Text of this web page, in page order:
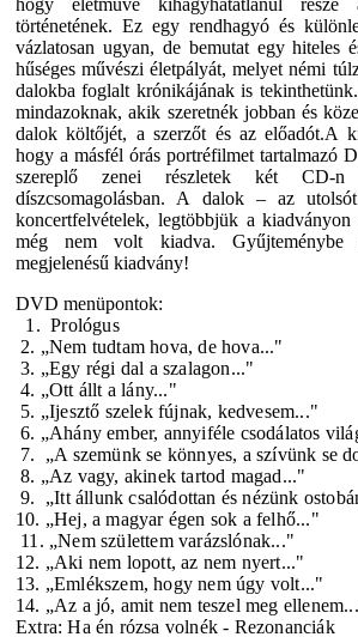
történetének. Ez egy rendhagyó és
vázlatosan ugyan, de bemutat egy hiteles
hűséges művészi életpályát, melyet némi
dalokba foglalt krónikájának is
mindazoknak, akik szeretnék jobban és
dalok költőjét, a szerzőt és az előadót.A
hogy a másfél órás portréfilmet tartalmazó
szereplő zenei részletek két CD-
díszcsomagolásban. A dalok – az
koncertfelvételek, legtöbbjük a kiadványon
még nem volt kiadva. Gyűjteménybe
megjelenésű kiadvány!
DVD menüpontok:
1. Prológus
2. „Nem tudtam hova, de hova..."
3. „Egy régi dal a szalagon..."
4. „Ott állt a lány..."
5. „Ijesztő szelek fújnak, kedvesem..."
6. „Ahány ember, annyiféle csodálatos
7. „A szemünk se könnyes, a szívünk se
8. „Az vagy, akinek tartod magad..."
9. „Itt állunk csalódottan és nézünk
10. „Hej, a magyar égen sok a felhő..."
11. „Nem születtem varázslónak..."
12. „Aki nem lopott, az nem nyert..."
13. „Emlékszem, hogy nem úgy volt..."
14. „Az a jó, amit nem teszel meg
Extra: Ha én rózsa volnék - Rezonanciák